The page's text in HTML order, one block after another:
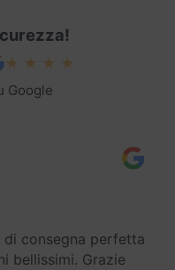
Google
consegna perfetta
bellissimi. Grazie